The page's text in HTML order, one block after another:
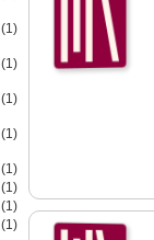
(1)
(1)
(1)
(1)
(1)
(1)
(1)
(1)